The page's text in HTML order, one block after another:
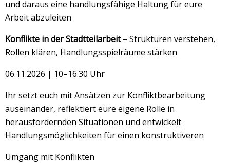
und daraus eine handlungsfähige Haltung für eure
Arbeit abzuleiten
Konflikte in der Stadtteilarbeit– Strukturen verstehen,
Rollen klären, Handlungsspielräume stärken
06.11.2026 | 10–16.30 Uhr
Ihr setzt euch mit Ansätzen zur Konfliktbearbeitung
auseinander, reflektiert eure eigene Rolle in
herausfordernden Situationen und entwickelt
Handlungsmöglichkeiten für einen konstruktiveren
Umgang mit Konflikten